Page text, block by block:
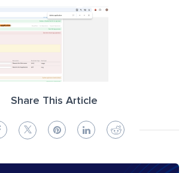
Share This Article